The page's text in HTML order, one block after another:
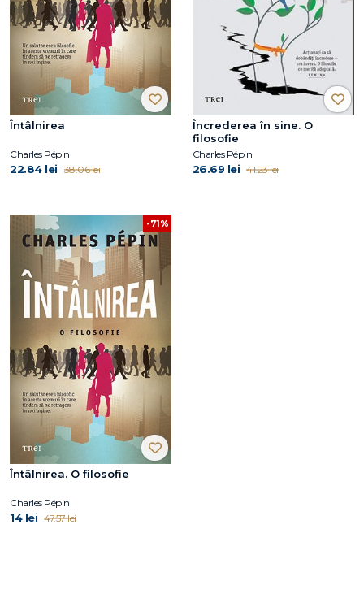
Întâlnirea
Charles Pépin
22.84 lei 38.06 lei
Încrederea în sine. O
filosofie
Charles Pépin
26.69 lei 41.23 lei
-71%
Întâlnirea. O filosofie
Charles Pépin
14 lei 47.57 lei